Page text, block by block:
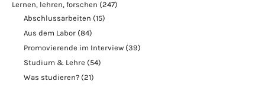
Lernen, lehren, forschen (247)
Abschlussarbeiten (15)
Aus dem Labor (84)
Promovierende im Interview (39)
Studium & Lehre (54)
Was studieren? (21)